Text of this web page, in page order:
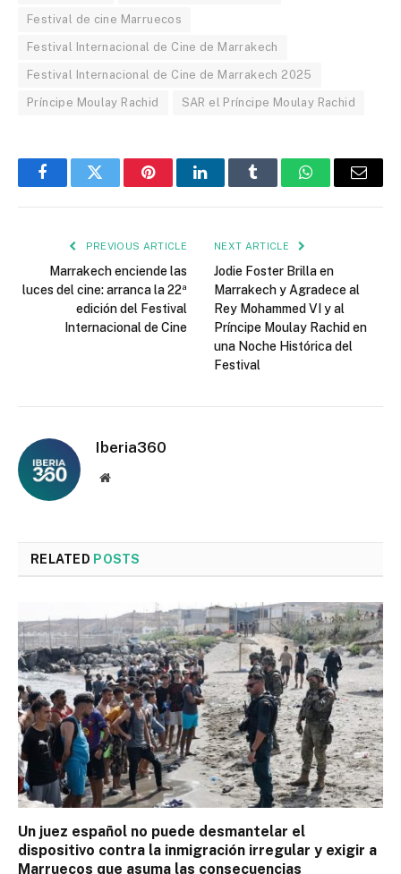
Festival de cine Marruecos
Festival Internacional de Cine de Marrakech
Festival Internacional de Cine de Marrakech 2025
Príncipe Moulay Rachid SAR el Príncipe Moulay Rachid
FacebookTwitter PinterestLinkedInTumblr WhatsAppEmail
PREVIOUS ARTICLE
Marrakech enciende las
luces del cine: arranca la 22ª
edición del Festival
Internacional de Cine
NEXT ARTICLE
Jodie Foster Brilla en
Marrakech y Agradece al
Rey Mohammed VI y al
Príncipe Moulay Rachid en
una Noche Histórica del
Festival
Iberia360
Website
RELATED POSTS
Un juez español no puede desmantelar el
dispositivo contra la inmigración irregular y exigir a
Marruecos que asuma las consecuencias